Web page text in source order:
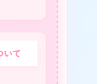
て
❤